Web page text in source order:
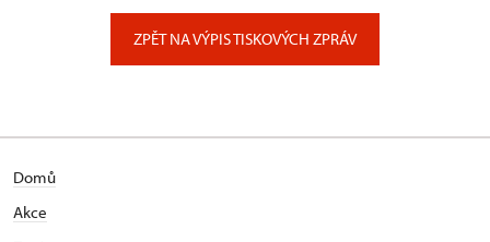
ZPĚT NA VÝPIS TISKOVÝCH ZPRÁV
Domů
Akce